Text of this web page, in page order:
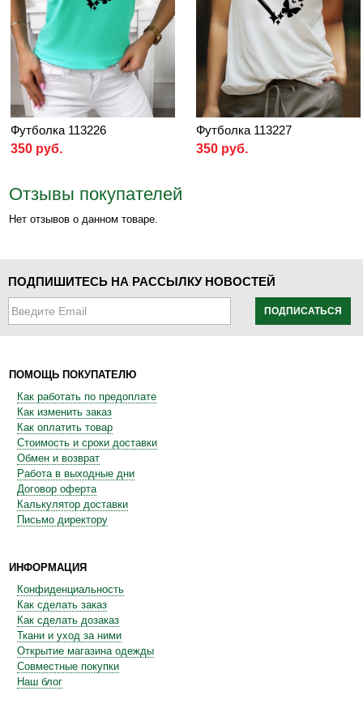
Футболка 113226
350 руб.
Футболка 113227
350 руб.
Отзывы покупателей
Нет отзывов о данном товаре.
ПОДПИШИТЕСЬ НА РАССЫЛКУ НОВОСТЕЙ
ПОДПИСАТЬСЯ
ПОМОЩЬ ПОКУПАТЕЛЮ
Как работать по предоплате
Как изменить заказ
Как оплатить товар
Стоимость и сроки доставки
Обмен и возврат
Работа в выходные дни
Договор оферта
Калькулятор доставки
Письмо директору
ИНФОРМАЦИЯ
Конфиденциальность
Как сделать заказ
Как сделать дозаказ
Ткани и уход за ними
Открытие магазина одежды
Совместные покупки
Наш блог